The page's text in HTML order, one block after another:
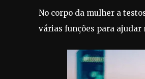
No corpo da mulher a
várias funções para ajudar